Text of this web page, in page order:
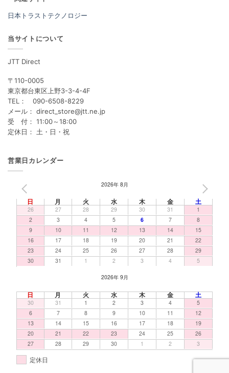
日本トラストテクノロジー
当サイトについて
JTT Direct
〒110-0005
東京都台東区上野3-3-4-4F
TEL： 090-6508-8229
メール： direct_store@jtt.ne.jp
受 付： 11:00～18:00
定休日： 土・日・祝
営業日カレンダー
2026年 8月
日 月 火 水 木 金 土
26 27 28 29 30 31
1
2
3 4 5 6 7
8
9
10 11 12 13 14
15
16
17 18 19 20 21
22
23
24 25 26 27 28
29
30
31 1 2 3 4 5
2026年 9月
日 月 火 水 木 金 土
30 31 1 2 3 4
5
6
7 8 9 10 11
12
13
14 15 16 17 18
19
20
21 22 23 24 25
26
27
28 29 30 1 2 3
定休日